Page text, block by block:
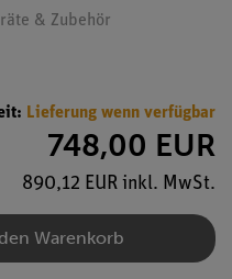
& Zubehör
Lieferung wenn verfügbar
748,00 EUR
890,12 EUR inkl. MwSt.
Warenkorb